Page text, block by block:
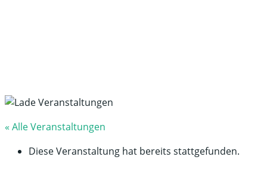
« Alle Veranstaltungen
Diese Veranstaltung hat bereits stattgefunden.